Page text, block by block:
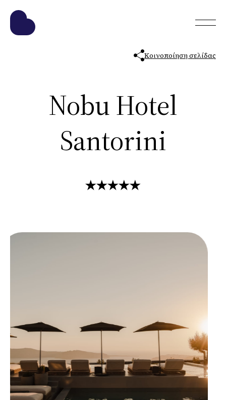
Κοινοποίηση σελίδας
Nobu Hotel
Santorini